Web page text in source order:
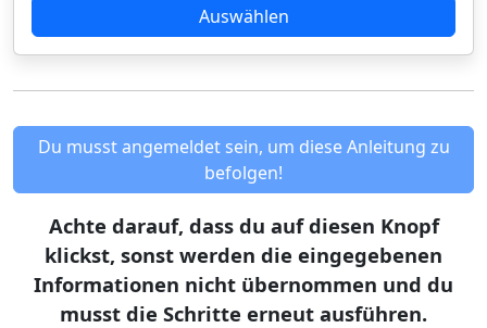
Auswählen
Du musst angemeldet sein, um diese Anleitung zu
befolgen!
Achte darauf, dass du auf diesen Knopf
klickst, sonst werden die eingegebenen
Informationen nicht übernommen und du
musst die Schritte erneut ausführen.